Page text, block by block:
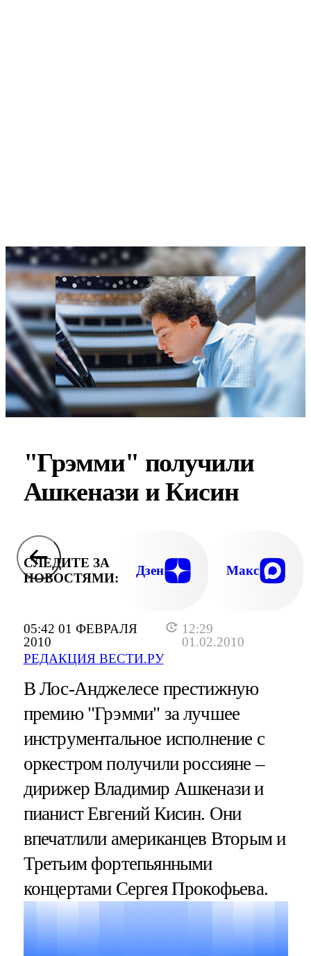
05:42 01 ФЕВРАЛЯ
2010
12:29
01.02.2010
РЕДАКЦИЯ ВЕСТИ.РУ
"Грэмми" получили
Ашкенази и Кисин
СЛЕДИТЕ ЗА
НОВОСТЯМИ:
Дзен Макс
В Лос-Анджелесе престижную
премию "Грэмми" за лучшее
инструментальное исполнение с
оркестром получили россияне –
дирижер Владимир Ашкенази и
пианист Евгений Кисин. Они
впечатлили американцев Вторым и
Третьим фортепьянными
концертами Сергея Прокофьева.